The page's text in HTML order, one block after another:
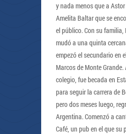
y nada menos que a
Amelita Baltar que se
el público. Con su familia,
mudó a una quinta
empezó el secundario en
Marcos de Monte
colegio, fue becada en
para seguir la carrera de
pero dos meses luego,
Argentina. Comenzó a
Café, un pub en el que su